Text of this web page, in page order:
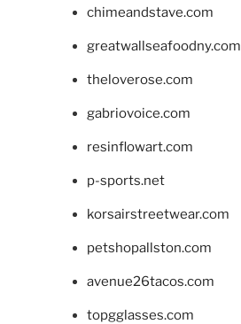
chimeandstave.com
greatwallseafoodny.com
theloverose.com
gabriovoice.com
resinflowart.com
p-sports.net
korsairstreetwear.com
petshopallston.com
avenue26tacos.com
topgglasses.com